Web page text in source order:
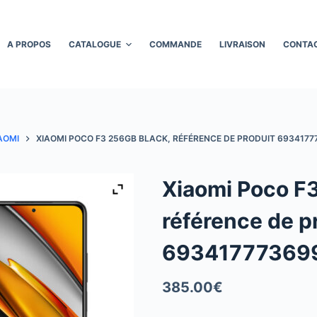
A PROPOS CATALOGUE COMMANDE LIVRAISON
XIAOMI POCO F3 256GB BLACK, RÉFÉRENCE DE PRODUIT
Xiaomi Poco
référence de
385.00€